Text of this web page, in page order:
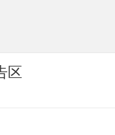
区